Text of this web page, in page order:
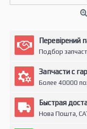
Перевірений
Подбор
Запчасти с
Более 40000
Быстрая
Нова Пошта,